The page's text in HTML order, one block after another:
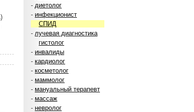
- диетолог
- инфекционист
СПИД
- лучевая диагностика
гистолог
- инвалиды
- кардиолог
- косметолог
- маммолог
- мануальный терапевт
- массаж
- невролог